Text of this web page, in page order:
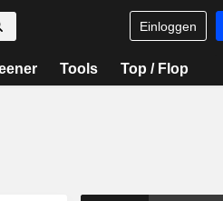
Einloggen
Tools Top / Flop